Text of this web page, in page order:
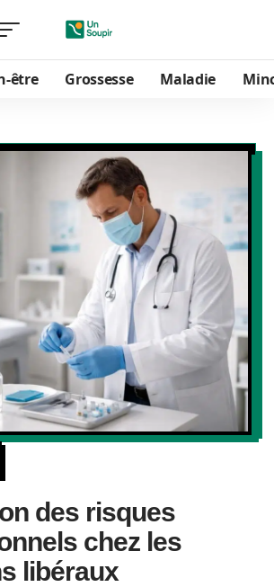
être Grossesse Maladie
des risques
chez les
libéraux